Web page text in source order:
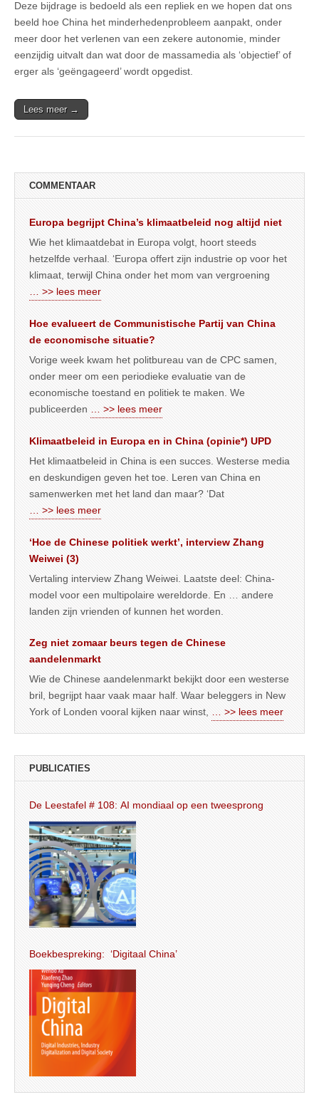
Deze bijdrage is bedoeld als een repliek en we hopen dat ons
beeld hoe China het minderhedenprobleem aanpakt, onder
meer door het verlenen van een zekere autonomie, minder
eenzijdig uitvalt dan wat door de massamedia als ‘objectief’ of
erger als ‘geëngageerd’ wordt opgedist.
Lees meer →
COMMENTAAR
Europa begrijpt China’s klimaatbeleid nog altijd niet
Wie het klimaatdebat in Europa volgt, hoort steeds
hetzelfde verhaal. ‘Europa offert zijn industrie op voor het
klimaat, terwijl China onder het mom van vergroening
… >> lees meer
Hoe evalueert de Communistische Partij van China
de economische situatie?
Vorige week kwam het politbureau van de CPC samen,
onder meer om een periodieke evaluatie van de
economische toestand en politiek te maken. We
publiceerden
… >> lees meer
Klimaatbeleid in Europa en in China (opinie*) UPD
Het klimaatbeleid in China is een succes. Westerse media
en deskundigen geven het toe. Leren van China en
samenwerken met het land dan maar? ‘Dat
… >> lees meer
‘Hoe de Chinese politiek werkt’, interview Zhang
Weiwei (3)
Vertaling interview Zhang Weiwei. Laatste deel: China-
model voor een multipolaire wereldorde. En … andere
landen zijn vrienden of kunnen het worden.
Zeg niet zomaar beurs tegen de Chinese
aandelenmarkt
Wie de Chinese aandelenmarkt bekijkt door een westerse
bril, begrijpt haar vaak maar half. Waar beleggers in New
York of Londen vooral kijken naar winst,
… >> lees meer
PUBLICATIES
De Leestafel # 108: AI mondiaal op een tweesprong
Boekbespreking: ‘Digitaal China’